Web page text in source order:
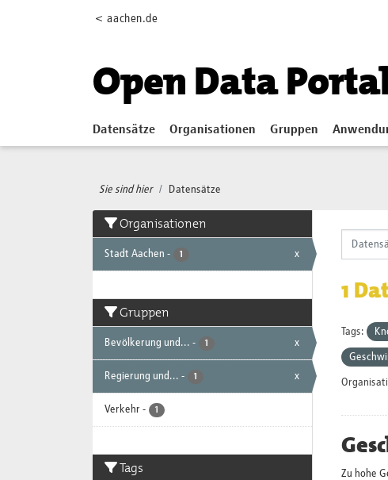
< aachen.de
Open Data
Datensätze Organisationen Gruppen
Sie sind hier Datensätze
Organisationen
Stadt Aachen - 1 x
Gruppen
Bevölkerung und... - 1 x
Regierung und... - 1 x
Verkehr - 1
Tags
1
Tags:
Zu hohe